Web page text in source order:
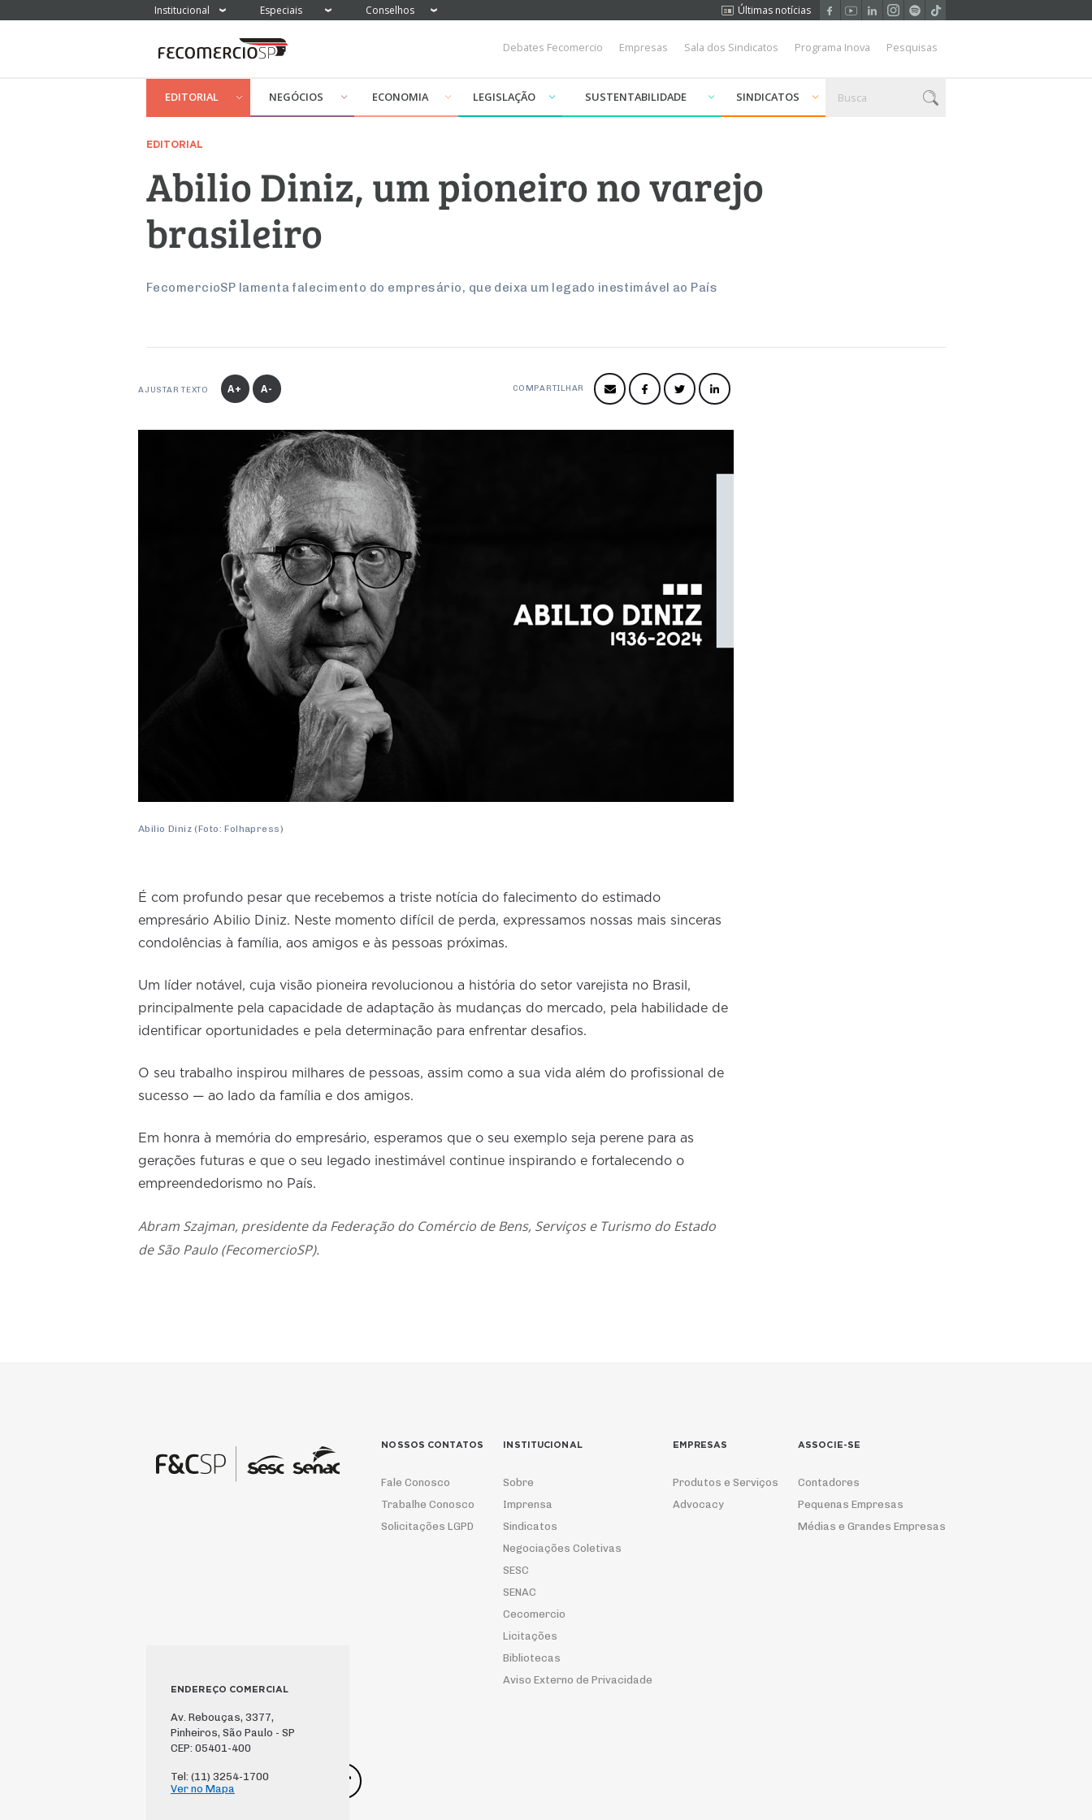
Institucional Especiais Conselhos Últimas notícias
Debates Fecomercio Empresas Sala dos Sindicatos Programa Inova Pesquisas
EDITORIAL NEGÓCIOS ECONOMIA LEGISLAÇÃO SUSTENTABILIDADE SINDICATOS
EDITORIAL
Abilio Diniz, um pioneiro no varejo
brasileiro
FecomercioSP lamenta falecimento do empresário, que deixa um legado inestimável ao País
AJUSTAR TEXTO A+ A- COMPARTILHAR
Abilio Diniz (Foto: Folhapress)
É com profundo pesar que recebemos a triste notícia do falecimento do estimado
empresário Abilio Diniz. Neste momento difícil de perda, expressamos nossas mais sinceras
condolências à família, aos amigos e às pessoas próximas.
Um líder notável, cuja visão pioneira revolucionou a história do setor varejista no Brasil,
principalmente pela capacidade de adaptação às mudanças do mercado, pela habilidade de
identificar oportunidades e pela determinação para enfrentar desafios.
O seu trabalho inspirou milhares de pessoas, assim como a sua vida além do profissional de
sucesso — ao lado da família e dos amigos.
Em honra à memória do empresário, esperamos que o seu exemplo seja perene para as
gerações futuras e que o seu legado inestimável continue inspirando e fortalecendo o
empreendedorismo no País.
Abram Szajman, presidente da Federação do Comércio de Bens, Serviços e Turismo do Estado
de São Paulo (FecomercioSP).
NOSSOS CONTATOS
Fale Conosco
Trabalhe Conosco
Solicitações LGPD
INSTITUCIONAL
Sobre
Imprensa
Sindicatos
Negociações Coletivas
SESC
SENAC
Cecomercio
Licitações
Bibliotecas
Aviso Externo de Privacidade
EMPRESAS
Produtos e Serviços
Advocacy
ASSOCIE-SE
Contadores
Pequenas Empresas
Médias e Grandes Empresas
ENDEREÇO COMERCIAL
Av. Rebouças, 3377,
Pinheiros, São Paulo - SP
CEP: 05401-400
Tel: (11) 3254-1700
Ver no Mapa